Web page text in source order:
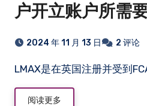
户开立账户所需
2024 年 11 月 13 日 2 评论
LMAX是在英国注册并受到
阅读更多